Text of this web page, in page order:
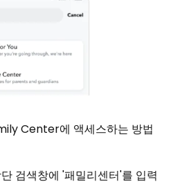
Center에 액세스하는 방법
검색창에 '패밀리센터'를 입력